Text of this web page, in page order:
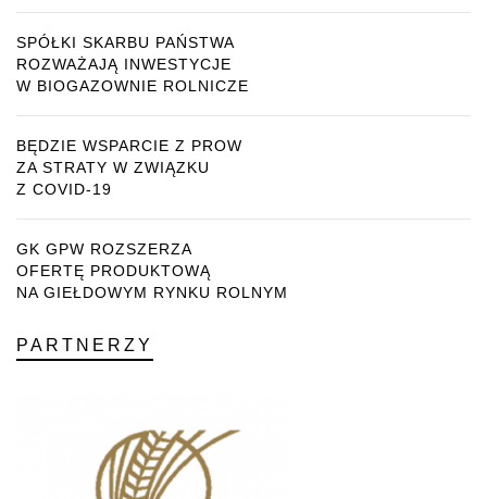
SPÓŁKI SKARBU PAŃSTWA
ROZWAŻAJĄ INWESTYCJE
W BIOGAZOWNIE ROLNICZE
BĘDZIE WSPARCIE Z PROW
ZA STRATY W ZWIĄZKU
Z COVID-19
GK GPW ROZSZERZA
OFERTĘ PRODUKTOWĄ
NA GIEŁDOWYM RYNKU ROLNYM
PARTNERZY